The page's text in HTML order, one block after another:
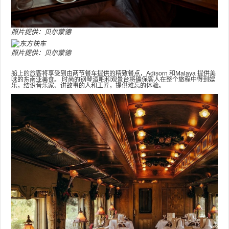
照片提供：贝尔蒙德
照片提供：贝尔蒙德
船上的旅客将享受到由两节餐车提供的精致餐点，Adisorn 和Malaya 提供美
味的东南亚美食。 时尚的钢琴酒吧和观景台将确保客人在整个旅程中得到娱
乐，结识音乐家、讲故事的人和工匠，提供难忘的体验。